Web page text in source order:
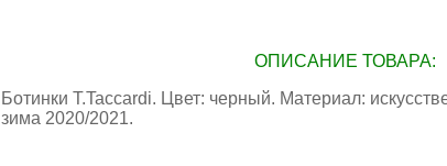
ОПИСАНИЕ ТОВАРА:
Ботинки T.Taccardi. Цвет: черный. Материал:
зима 2020/2021.